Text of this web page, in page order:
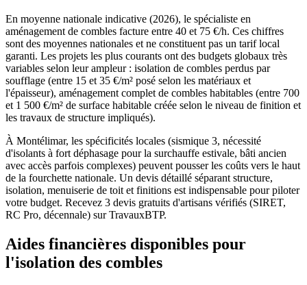
En moyenne nationale indicative (2026), le spécialiste en
aménagement de combles facture entre 40 et 75 €/h. Ces chiffres
sont des moyennes nationales et ne constituent pas un tarif local
garanti. Les projets les plus courants ont des budgets globaux très
variables selon leur ampleur : isolation de combles perdus par
soufflage (entre 15 et 35 €/m² posé selon les matériaux et
l'épaisseur), aménagement complet de combles habitables (entre 700
et 1 500 €/m² de surface habitable créée selon le niveau de finition et
les travaux de structure impliqués).
À Montélimar, les spécificités locales (sismique 3, nécessité
d'isolants à fort déphasage pour la surchauffe estivale, bâti ancien
avec accès parfois complexes) peuvent pousser les coûts vers le haut
de la fourchette nationale. Un devis détaillé séparant structure,
isolation, menuiserie de toit et finitions est indispensable pour piloter
votre budget. Recevez 3 devis gratuits d'artisans vérifiés (SIRET,
RC Pro, décennale) sur TravauxBTP.
Aides financières disponibles pour
l'isolation des combles